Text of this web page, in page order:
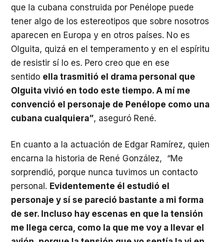
que la cubana construida por Penélope puede
tener algo de los estereotipos que sobre nosotros
aparecen en Europa y en otros países. No es
Olguita, quizá en el temperamento y en el espíritu
de resistir sí lo es. Pero creo que en ese
sentido ella trasmitió el drama personal que
Olguita vivió en todo este tiempo. A mí me
convenció el personaje de Penélope como una
cubana cualquiera”, aseguró René.
En cuanto a la actuación de Edgar Ramírez, quien
encarna la historia de René González, “Me
sorprendió, porque nunca tuvimos un contacto
personal. Evidentemente él estudió el
personaje y sí se pareció bastante a mi forma
de ser. Incluso hay escenas en que la tensión
me llega cerca, como la que me voy a llevar el